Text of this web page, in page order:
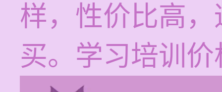
样，性价比高
买。学习培训